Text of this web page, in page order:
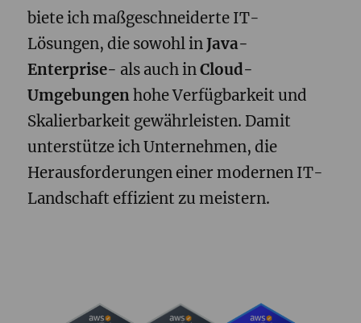
biete ich maßgeschneiderte IT-
Lösungen, die sowohl inJava-
Enterprise- als auch in Cloud-
Umgebungen hohe Verfügbarkeit und
Skalierbarkeit gewährleisten. Damit
unterstütze ich Unternehmen, die
Herausforderungen einer modernen IT-
Landschaft effizient zu meistern.